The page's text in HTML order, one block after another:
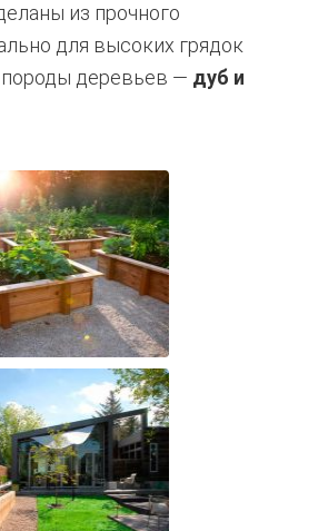
из прочного
для высоких грядок
породы деревьев — дуб и